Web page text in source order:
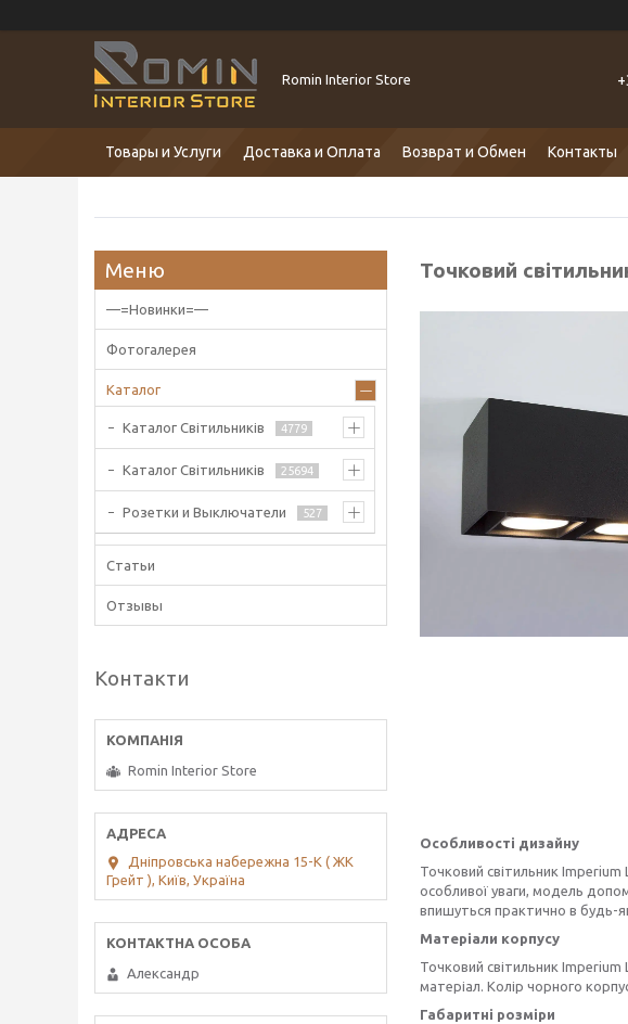
Romin Interior Store
Товары и Услуги Доставка и Оплата Возврат и Обмен Контакты
Точковий
Особливості дизайну
Точковий світильник
особливої уваги, модель
впишуться практично в будь-
Матеріали корпусу
Точковий світильник Imperium
матеріал. Колір чорного
Габаритні розміри
—=Новинки=—
Фотогалерея
Каталог
Каталог Світильників 4779
Каталог Світильників 25694
Розетки и Выключатели 527
Статьи
Отзывы
Контакти
Romin Interior Store
Дніпровська набережна 15-К ( ЖК
Грейт ), Київ, Україна
Александр